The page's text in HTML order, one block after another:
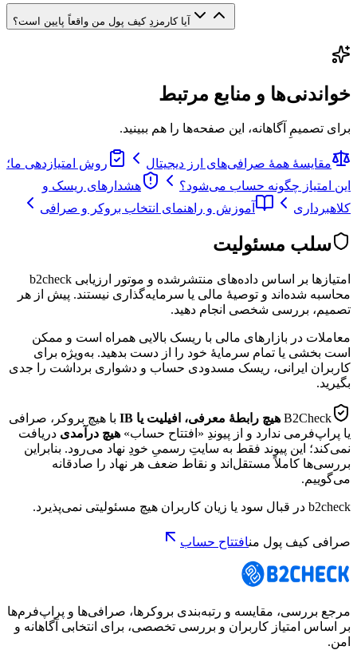
آیا کارمزدِ کیف پول من واقعاً پایین است؟
خواندنی‌ها و منابع مرتبط
برای تصمیمِ آگاهانه، این صفحه‌ها را هم ببینید.
مقایسهٔ همهٔ صرافی‌های ارز دیجیتال
روش امتیازدهی ما؛
این امتیاز چگونه حساب می‌شود؟
هشدارهای ریسک و
کلاهبرداری
آموزش و راهنمای انتخاب بروکر و صرافی
سلب مسئولیت
امتیازها بر اساس داده‌های منتشرشده و موتور ارزیابی b2check
محاسبه شده‌اند و توصیهٔ مالی یا سرمایه‌گذاری نیستند. پیش از هر
تصمیم، بررسی شخصی انجام دهید.
معاملات در بازارهای مالی با ریسک بالایی همراه است و ممکن
است بخشی یا تمام سرمایهٔ خود را از دست بدهید. به‌ویژه برای
کاربران ایرانی، ریسک مسدودی حساب و دشواری برداشت را جدی
بگیرید.
B2Check هیچ رابطهٔ معرفی، افیلیت یا IB
با هیچ بروکر، صرافی
یا پراپ‌فرمی ندارد و از پیوندِ «افتتاح حساب» هیچ درآمدی دریافت
نمی‌کند؛ این پیوند فقط به سایتِ رسمیِ خودِ نهاد می‌رود. بنابراین
بررسی‌ها کاملاً مستقل‌اند و نقاط ضعف هر نهاد را صادقانه
می‌گوییم.
b2check در قبال سود یا زیان کاربران هیچ مسئولیتی نمی‌پذیرد.
صرافی کیف پول منافتتاح حساب
مرجع بررسی، مقایسه و رتبه‌بندی بروکرها، صرافی‌ها و پراپ‌فرم‌ها
بر اساس امتیاز کاربران و بررسی تخصصی، برای انتخابی آگاهانه و
امن.